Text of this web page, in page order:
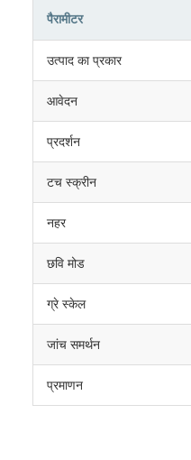
पैरामीटर
उत्पाद का प्रकार
आवेदन
प्रदर्शन
टच स्क्रीन
नहर
छवि मोड
ग्रे स्केल
जांच समर्थन
प्रमाणन